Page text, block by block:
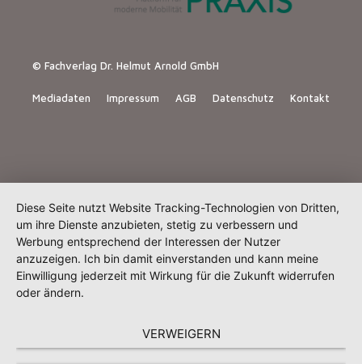
© Fachverlag Dr. Helmut Arnold GmbH
Mediadaten Impressum AGB Datenschutz Kontakt
Diese Seite nutzt Website Tracking-Technologien von Dritten,
um ihre Dienste anzubieten, stetig zu verbessern und
Werbung entsprechend der Interessen der Nutzer
anzuzeigen. Ich bin damit einverstanden und kann meine
Einwilligung jederzeit mit Wirkung für die Zukunft widerrufen
oder ändern.
VERWEIGERN